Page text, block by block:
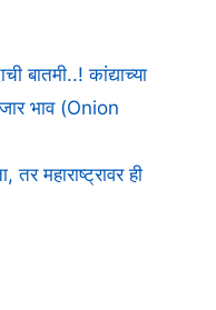
बातमी..! कांद्याच्या
भाव (Onion
तर महाराष्ट्रावर ही